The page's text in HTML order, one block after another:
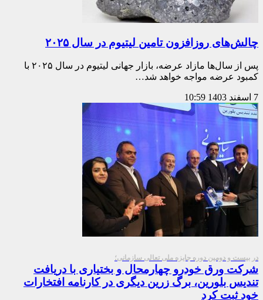
چالش‌های روزافزون تامین لیتیوم در سال ۲۰۲۵
پس از سال‌ها مازاد عرضه، بازار جهانی لیتیوم در سال ۲۰۲۵ با
کمبود عرضه مواجه خواهد شد…
7 اسفند 1403 10:59
در بیست و دومین دوره جایزه ملی تعالی سازمانی؛
شرکت ورق خودرو چهارمحال و بختیاری با دریافت
تندیس بلورین، برگ زرین دیگری در کارنامه افتخارات
خود ثبت کرد